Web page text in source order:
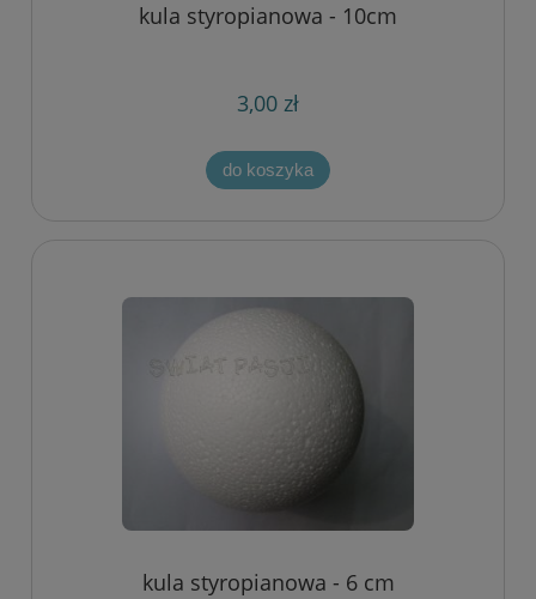
kula styropianowa - 10cm
3,00 zł
do koszyka
kula styropianowa - 6 cm